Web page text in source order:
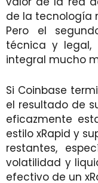
de la tecnología
Pero el
técnica y
integral mucho
Si Coinbase
el resultado de
eficazmente
estilo xRapid y
restantes,
volatilidad y
efectivo de un